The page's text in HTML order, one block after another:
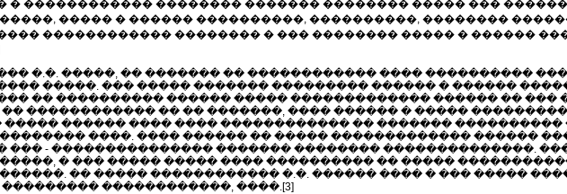
� ������������ �������� ������� �������� ����� ���
����� � ������ ����������, ����������, ��������
������������ �������� � ��� �������� ����� � ������
�.�. �����, �� ������� �� ������������ ���� ����������
�����. ��� ����� ������� ��������� ������ � ������
�� ���������� ������ ����� ������������� ������ �� ���
������������ �� �� �������, ���� ������ � �����
����� ������ ���� ���� ������������ �� �������
����. ���� ������ �� ����� ������������� ������
��� - ��������������� ������� �������� ��������������.
� ��� ����� ����� ���� ���������� �� �����
�� ����� ������������ �.�. ������ ���� � ��� �����
������������, ����.[3]